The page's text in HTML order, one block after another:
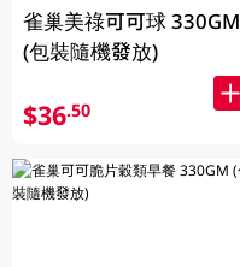
雀巢美祿可可球 330GM
(包裝隨機發放)
$36.50